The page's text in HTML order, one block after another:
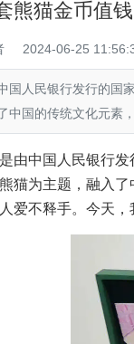
熊猫金币值
2024-06-25
国人民银行发行的国
中国的传统文化元素
是由中国人民银行
猫为主题，融入
爱不释手。今天